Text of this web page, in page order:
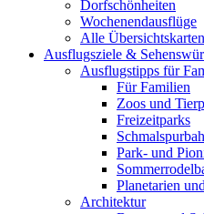
Dorfschönheiten
Wochenendausflüge
Alle
Ausflugsziele &
Ausflugstipps für
Für Familien
Zoos und
Freizeitparks
Park- und
Planetarien
Architektur